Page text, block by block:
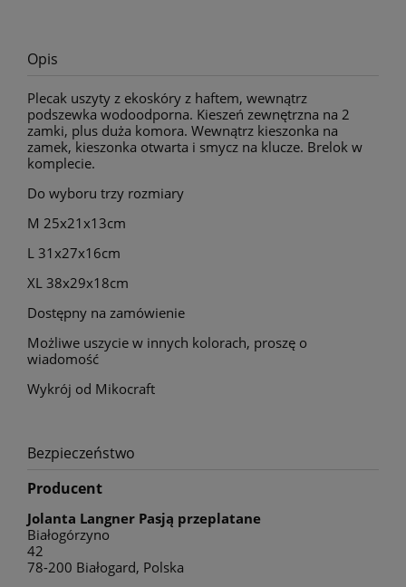
Opis
Plecak uszyty z ekoskóry z haftem, wewnątrz
podszewka wodoodporna. Kieszeń zewnętrzna na 2
zamki, plus duża komora. Wewnątrz kieszonka na
zamek, kieszonka otwarta i smycz na klucze. Brelok w
komplecie.
Do wyboru trzy rozmiary
M 25x21x13cm
L 31x27x16cm
XL 38x29x18cm
Dostępny na zamówienie
Możliwe uszycie w innych kolorach, proszę o
wiadomość
Wykrój od Mikocraft
Bezpieczeństwo
Producent
Jolanta Langner Pasją przeplatane
Białogórzyno
42
78-200 Białogard, Polska